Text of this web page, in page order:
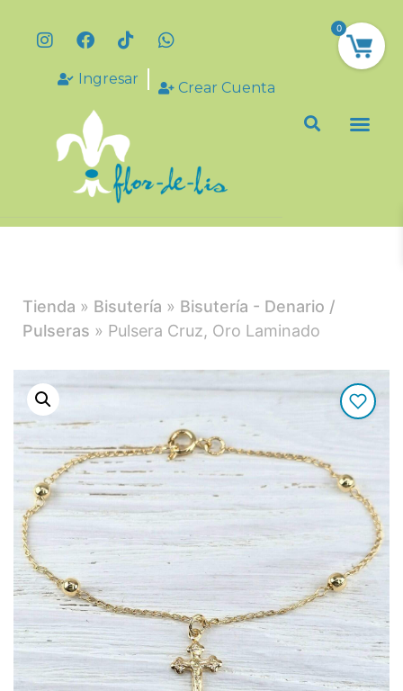
Ingresar
Crear Cuenta
Tienda » Bisutería » Bisutería - Denario /
Pulseras » Pulsera Cruz, Oro Laminado
0